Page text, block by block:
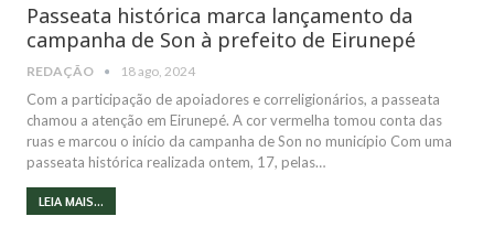
Passeata histórica marca lançamento da
campanha de Son à prefeito de Eirunepé
REDAÇÃO 18 ago, 2024
Com a participação de apoiadores e correligionários, a passeata
chamou a atenção em Eirunepé. A cor vermelha tomou conta das
ruas e marcou o início da campanha de Son no município Com uma
passeata histórica realizada ontem, 17, pelas…
LEIA MAIS...